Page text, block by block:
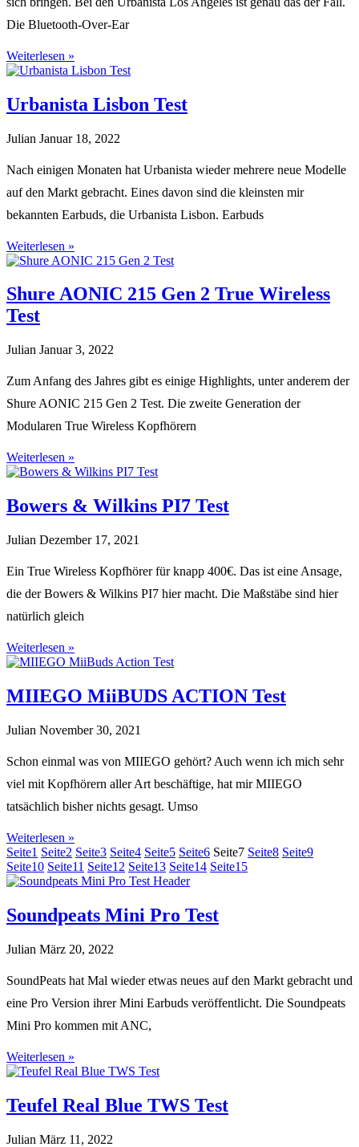
Die Bluetooth-Over-Ear
Weiterlesen »
Urbanista Lisbon Test
Julian Januar 18, 2022
Nach einigen Monaten hat Urbanista wieder mehrere neue Modelle
auf den Markt gebracht. Eines davon sind die kleinsten mir
bekannten Earbuds, die Urbanista Lisbon. Earbuds
Weiterlesen »
Shure AONIC 215 Gen 2 True Wireless
Test
Julian Januar 3, 2022
Zum Anfang des Jahres gibt es einige Highlights, unter anderem der
Shure AONIC 215 Gen 2 Test. Die zweite Generation der
Modularen True Wireless Kopfhörern
Weiterlesen »
Bowers & Wilkins PI7 Test
Julian Dezember 17, 2021
Ein True Wireless Kopfhörer für knapp 400€. Das ist eine Ansage,
die der Bowers & Wilkins PI7 hier macht. Die Maßstäbe sind hier
natürlich gleich
Weiterlesen »
MIIEGO MiiBUDS ACTION Test
Julian November 30, 2021
Schon einmal was von MIIEGO gehört? Auch wenn ich mich sehr
viel mit Kopfhörern aller Art beschäftige, hat mir MIIEGO
tatsächlich bisher nichts gesagt. Umso
Weiterlesen »
Seite1 Seite2 Seite3 Seite4 Seite5 Seite6 Seite7 Seite8 Seite9
Seite10 Seite11 Seite12 Seite13 Seite14 Seite15
Soundpeats Mini Pro Test
Julian März 20, 2022
SoundPeats hat Mal wieder etwas neues auf den Markt gebracht und
eine Pro Version ihrer Mini Earbuds veröffentlicht. Die Soundpeats
Mini Pro kommen mit ANC,
Weiterlesen »
Teufel Real Blue TWS Test
Julian März 11, 2022